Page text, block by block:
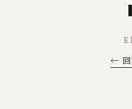
← 回